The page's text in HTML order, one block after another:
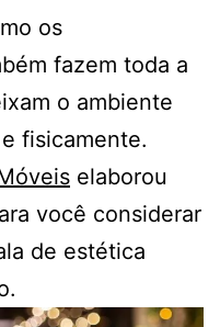
os
fazem toda a
o ambiente
fisicamente.
elaborou
você considerar
de estética